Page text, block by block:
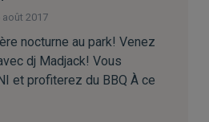
août 2017
nocturne au park! Venez
dj Madjack! Vous
et profiterez du BBQ À ce